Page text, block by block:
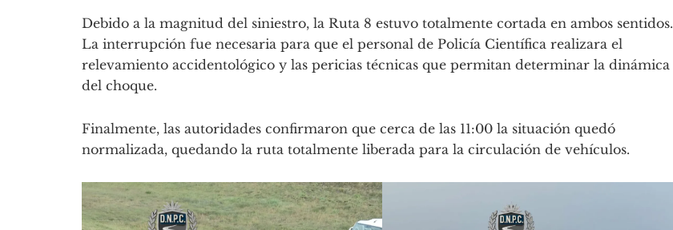
Debido a la magnitud del siniestro, la Ruta 8 estuvo totalmente cortada en ambos sentidos.
La interrupción fue necesaria para que el personal de Policía Científica realizara el
relevamiento accidentológico y las pericias técnicas que permitan determinar la dinámica
del choque.
Finalmente, las autoridades confirmaron que cerca de las 11:00 la situación quedó
normalizada, quedando la ruta totalmente liberada para la circulación de vehículos.